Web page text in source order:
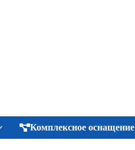
Комплексное оснащение